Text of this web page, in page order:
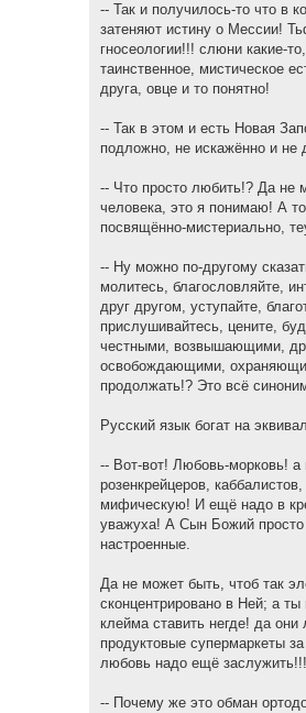
-- Так и получилось-то что в
затеняют истину о Мессии!
гносеологии!!! слюни какие-
таинственное, мистическое
друга, овце и то понятно!
-- Так в этом и есть Новая
подложно, не искажённо и не
-- Что просто любить!? Да не
человека, это я понимаю! А
посвящённо-мистериально,
-- Ну можно по-другому
молитесь, благословляйте,
друг другом, уступайте,
прислушивайтесь, цените,
честными, возвышающими,
освобождающими,
продолжать!? Это всё
Русский язык богат на
-- Вот-вот! Любовь-морковь! а
розенкрейцеров,
мифическую! И ещё надо в
уважуха! А Сын Божий просто
настроенные.
Да не может быть, чтоб так
сконцентрировано в Ней; а
клейма ставить негде! да они
продуктовые супермаркеты
любовь надо ещё заслужить!!!
-- Почему же это обман